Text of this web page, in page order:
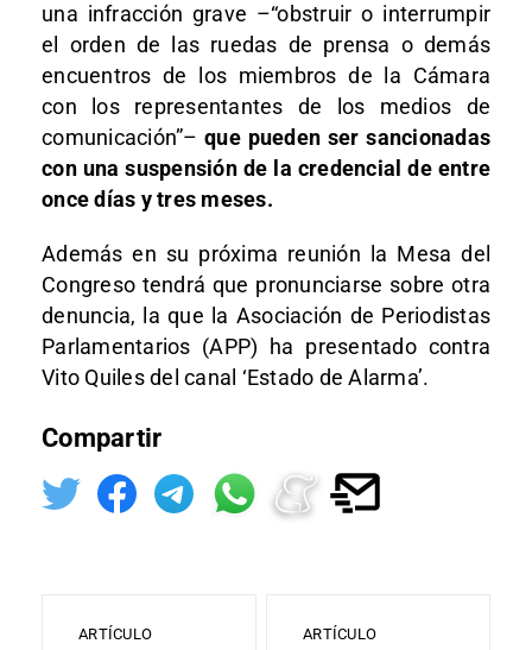
una infracción grave –“obstruir o interrumpir
el orden de las ruedas de prensa o demás
encuentros de los miembros de la Cámara
con los representantes de los medios de
comunicación”–que pueden ser sancionadas
con una suspensión de la credencial de entre
once días y tres meses.
Además en su próxima reunión la Mesa del
Congreso tendrá que pronunciarse sobre otra
denuncia, la que la Asociación de Periodistas
Parlamentarios (APP) ha presentado contra
Vito Quiles del canal ‘Estado de Alarma’.
Compartir
ARTÍCULO ARTÍCULO